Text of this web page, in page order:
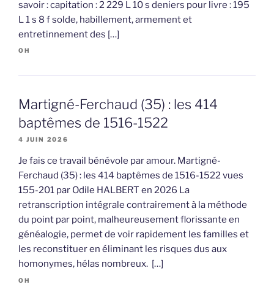
savoir : capitation : 2 229 L 10 s deniers pour livre : 195
L 1 s 8 f solde, habillement, armement et
entretinnement des […]
OH
Martigné-Ferchaud (35) : les 414
baptêmes de 1516-1522
4 JUIN 2026
Je fais ce travail bénévole par amour. Martigné-
Ferchaud (35) : les 414 baptêmes de 1516-1522 vues
155-201 par Odile HALBERT en 2026 La
retranscription intégrale contrairement à la méthode
du point par point, malheureusement florissante en
généalogie, permet de voir rapidement les familles et
les reconstituer en éliminant les risques dus aux
homonymes, hélas nombreux. […]
OH